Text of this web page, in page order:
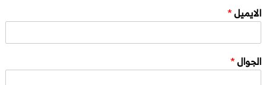
الايميل*
الجوال*